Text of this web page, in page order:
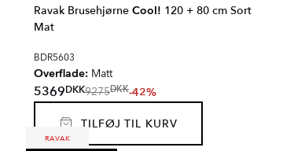
Ravak Brusehjørne Cool! 120 + 80 cm Sort
Mat
BDR5603
Overflade: Matt
5369DKK9275DKK-42%
TILFØJ TIL KURV
RAVAK